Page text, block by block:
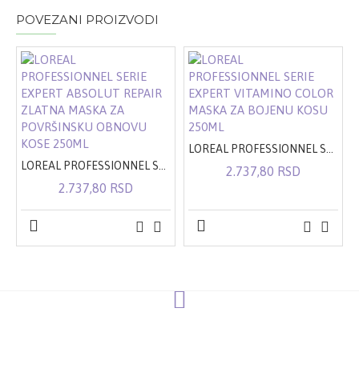
POVEZANI PROIZVODI
2.737,80 RSD
2.737,80 RSD